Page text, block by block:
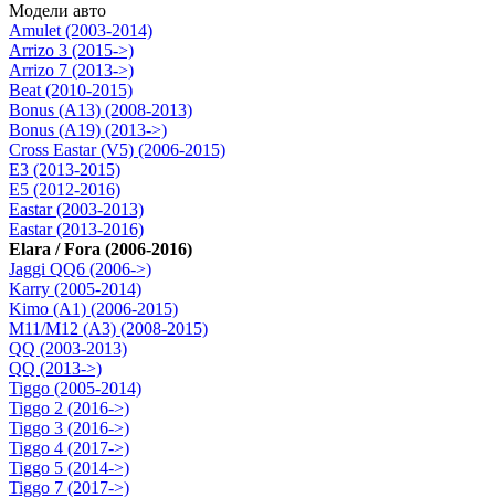
Модели авто
Amulet (2003-2014)
Arrizo 3 (2015->)
Arrizo 7 (2013->)
Beat (2010-2015)
Bonus (A13) (2008-2013)
Bonus (A19) (2013->)
Cross Eastar (V5) (2006-2015)
E3 (2013-2015)
E5 (2012-2016)
Eastar (2003-2013)
Eastar (2013-2016)
Elara / Fora (2006-2016)
Jaggi QQ6 (2006->)
Karry (2005-2014)
Kimo (A1) (2006-2015)
M11/M12 (A3) (2008-2015)
QQ (2003-2013)
QQ (2013->)
Tiggo (2005-2014)
Tiggo 2 (2016->)
Tiggo 3 (2016->)
Tiggo 4 (2017->)
Tiggo 5 (2014->)
Tiggo 7 (2017->)